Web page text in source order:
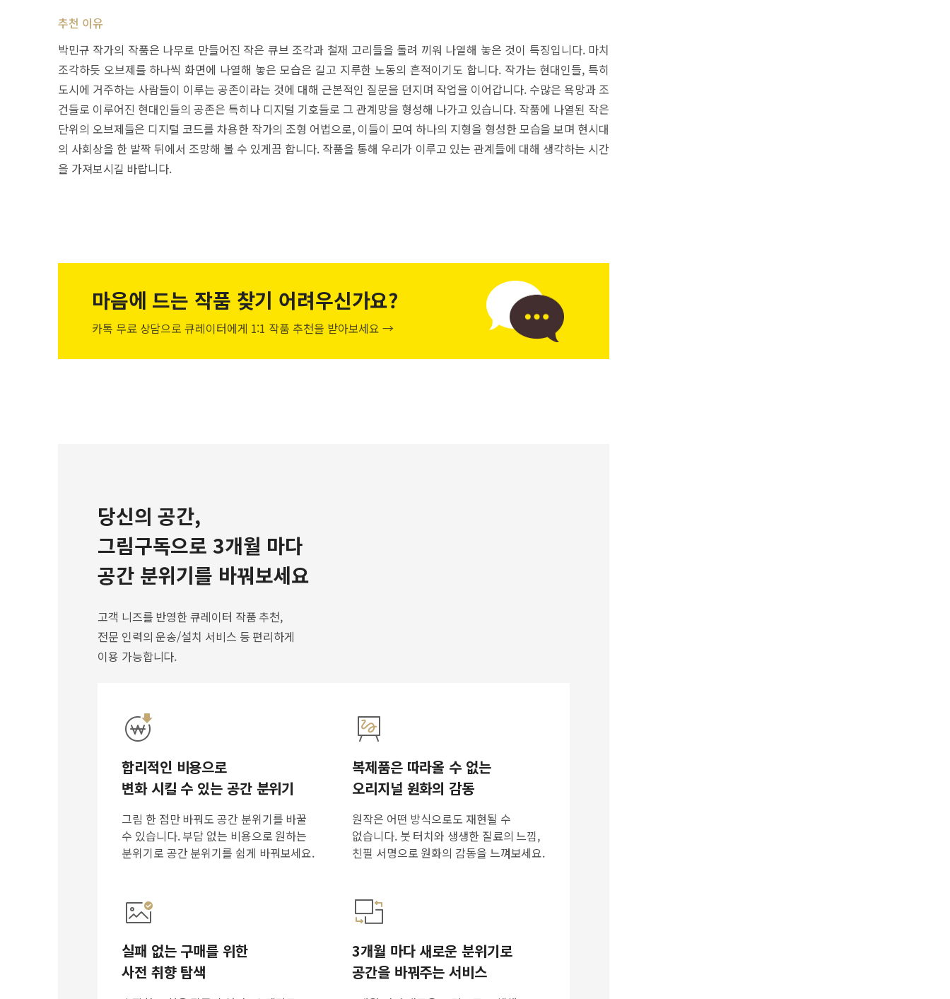
추천 이유
박민규 작가의 작품은 나무로 만들어진 작은 큐브 조각과 철재 고리들을 돌려 끼워 나열해 놓은 것이 특징입니다. 마치
조각하듯 오브제를 하나씩 화면에 나열해 놓은 모습은 길고 지루한 노동의 흔적이기도 합니다. 작가는 현대인들, 특히
도시에 거주하는 사람들이 이루는 공존이라는 것에 대해 근본적인 질문을 던지며 작업을 이어갑니다. 수많은 욕망과 조
건들로 이루어진 현대인들의 공존은 특히나 디지털 기호들로 그 관계망을 형성해 나가고 있습니다. 작품에 나열된 작은
단위의 오브제들은 디지털 코드를 차용한 작가의 조형 어법으로, 이들이 모여 하나의 지형을 형성한 모습을 보며 현시대
의 사회상을 한 발짝 뒤에서 조망해 볼 수 있게끔 합니다. 작품을 통해 우리가 이루고 있는 관계들에 대해 생각하는 시간
을 가져보시길 바랍니다.
마음에 드는 작품 찾기 어려우신가요?
카톡 무료 상담으로 큐레이터에게 1:1 작품 추천을 받아보세요 →
당신의 공간,
그림구독으로 3개월 마다
공간 분위기를 바꿔보세요
고객 니즈를 반영한 큐레이터 작품 추천,
전문 인력의 운송/설치 서비스 등 편리하게
이용 가능합니다.
합리적인 비용으로
변화 시킬 수 있는 공간 분위기
그림 한 점만 바꿔도 공간 분위기를 바꿀
수 있습니다. 부담 없는 비용으로 원하는
분위기로 공간 분위기를 쉽게 바꿔보세요.
복제품은 따라올 수 없는
오리지널 원화의 감동
원작은 어떤 방식으로도 재현될 수
없습니다. 붓 터치와 생생한 질료의 느낌,
친필 서명으로 원화의 감동을 느껴보세요.
실패 없는 구매를 위한
사전 취향 탐색
3개월 마다 새로운 분위기로
공간을 바꿔주는 서비스